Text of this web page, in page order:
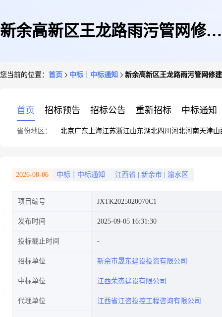
新余高新区王龙路雨污管网修建
您当前的位置： 首页 中标｜中标通知 新余高新区王龙路雨污管网修
首页 招标预告 招标公告 重新招标 中标通知
省份地区： 北京广东 上海江苏浙江山东湖北四川 河北河南天津山
2026-08-06 中标｜中标通知 江西省 新余市 渝水区
项目编号 JXTK2025020070C1
发布时间 2025-09-05 16:31:30
投标截止时间
招标单位 新余市晟东建设投资有限公司
中标单位 江西荣杰建设有限公司
代理单位 江西省江咨投控工程咨询有限公司